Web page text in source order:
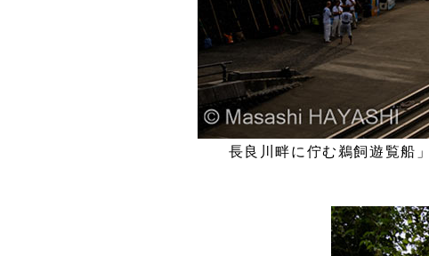
長良川畔に佇む鵜飼遊覧船